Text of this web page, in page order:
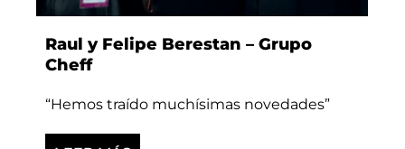
Raul y Felipe Berestan – Grupo
Cheff
“Hemos traído muchísimas novedades”